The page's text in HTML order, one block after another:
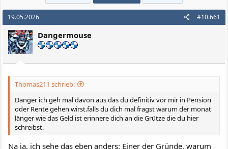
19.05.2026 #10.661
Dangermouse
Thomas211 schrieb:
Danger ich geh mal davon aus das du definitiv vor mir in Pension
oder Rente gehen wirst.falls du dich mal fragst warum der monat
länger wie das Geld ist erinnere dich an die Grütze die du hier
schreibst.
Na ja, ich sehe das eben anders: Einer der Gründe, warum